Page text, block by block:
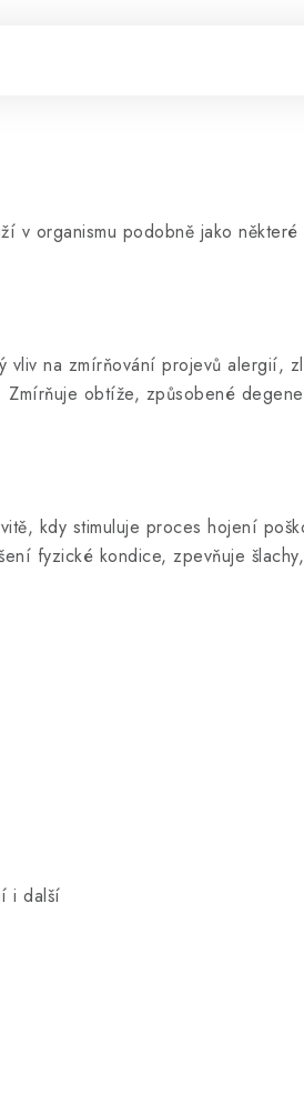
v organismu podobně jako některé
vliv na zmírňování projevů alergií,
obtíže, způsobené
kdy stimuluje proces hojení
fyzické kondice, zpevňuje
i další